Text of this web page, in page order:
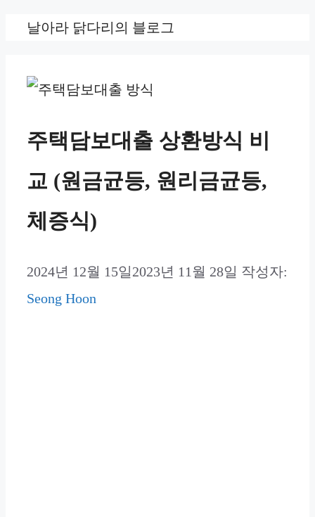
날아라 닭다리의 블로그
주택담보대출 상환방식 비
교 (원금균등, 원리금균등,
체증식)
2024년 12월 15일2023년 11월 28일 작성자:
Seong Hoon